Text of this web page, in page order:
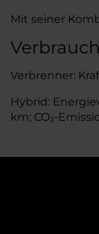
Mit seiner
Verbrenner:
Hybrid:
km; CO₂-